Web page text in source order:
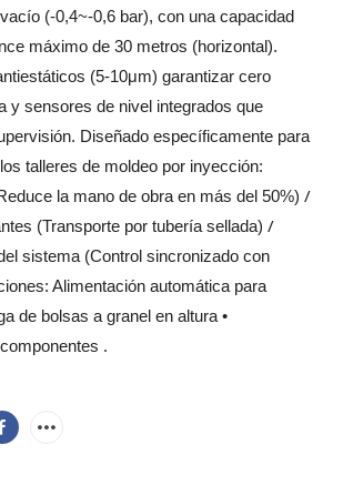
(-0,4~-0,6 bar), con una capacidad
máximo de 30 metros (horizontal).
(5-10μm) garantizar cero
y sensores de nivel integrados que
Diseñado específicamente para
talleres de moldeo por inyección:
la mano de obra en más del 50%) /
(Transporte por tubería sellada) /
sistema (Control sincronizado con
Alimentación automática para
de bolsas a granel en altura •
.